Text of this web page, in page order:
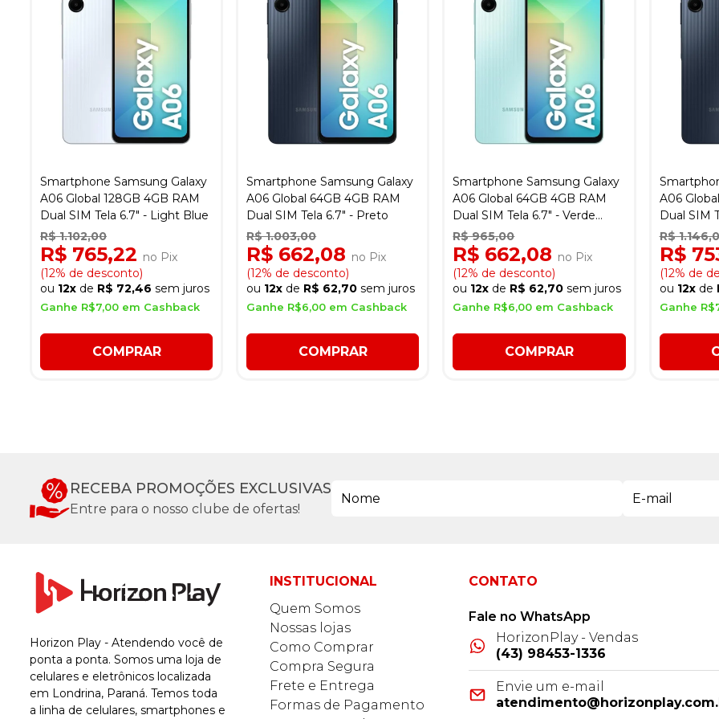
Smartphone Samsung Galaxy
A06 Global 128GB 4GB RAM
Dual SIM Tela 6.7" - Light Blue
R$ 1.102,00
R$ 765,22 no Pix
(12% de desconto)
ou 12x de R$ 72,46 sem juros
Ganhe R$7,00 em Cashback
COMPRAR
Smartphone Samsung Galaxy
A06 Global 64GB 4GB RAM
Dual SIM Tela 6.7" - Preto
R$ 1.003,00
R$ 662,08 no Pix
(12% de desconto)
ou 12x de R$ 62,70 sem juros
Ganhe R$6,00 em Cashback
COMPRAR
Smartphone Samsung Galaxy
A06 Global 64GB 4GB RAM
Dual SIM Tela 6.7" - Verde
Claro
R$ 965,00
R$ 662,08 no Pix
(12% de desconto)
ou 12x de R$ 62,70 sem juros
Ganhe R$6,00 em Cashback
COMPRAR
A06
Dual SIM
R$
R$
(12% de
ou 12xde
Ganhe
RECEBA PROMOÇÕES EXCLUSIVAS
Entre para o nosso clube de ofertas!
Horizon Play - Atendendo você de
ponta a ponta. Somos uma loja de
celulares e eletrônicos localizada
em Londrina, Paraná. Temos toda
a linha de celulares, smartphones e
INSTITUCIONAL
Quem Somos
Nossas lojas
Como Comprar
Compra Segura
Frete e Entrega
Formas de Pagamento
CONTATO
Fale no WhatsApp
HorizonPlay - Vendas
(43) 98453-1336
Envie um e-mail